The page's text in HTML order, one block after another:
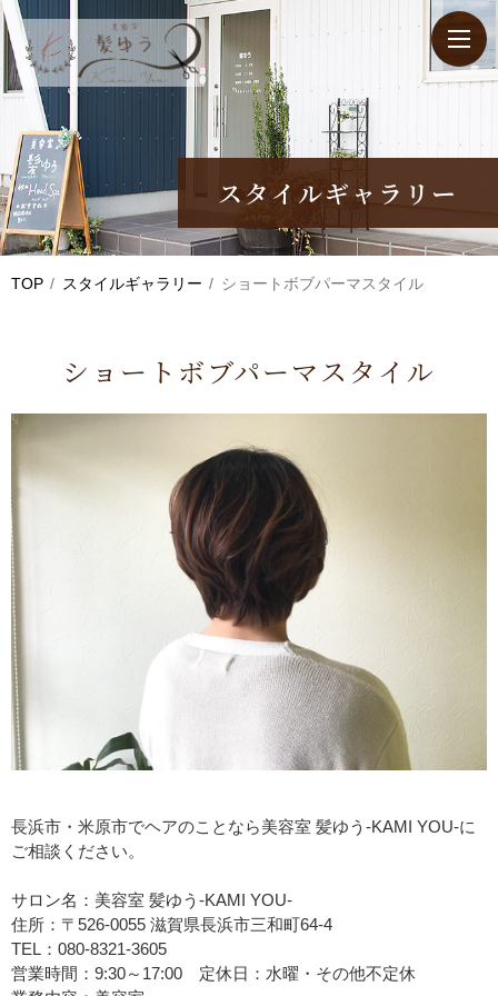
スタイルギャラリー
TOP スタイルギャラリー ショートボブパーマスタイル
ショートボブパーマスタイル
長浜市・米原市でヘアのことなら美容室 髪ゆう-KAMI YOU-に
ご相談ください。
サロン名：美容室 髪ゆう-KAMI YOU-
住所：〒526-0055 滋賀県長浜市三和町64-4
TEL：080-8321-3605
営業時間：9:30～17:00 定休日：水曜・その他不定休